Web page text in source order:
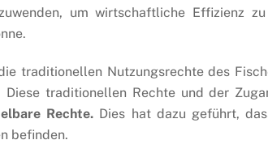
um wirtschaftliche Effizienz
traditionellen Nutzungsrechte des
traditionellen Rechte und der
Rechte. Dies hat dazu geführt,
befinden.